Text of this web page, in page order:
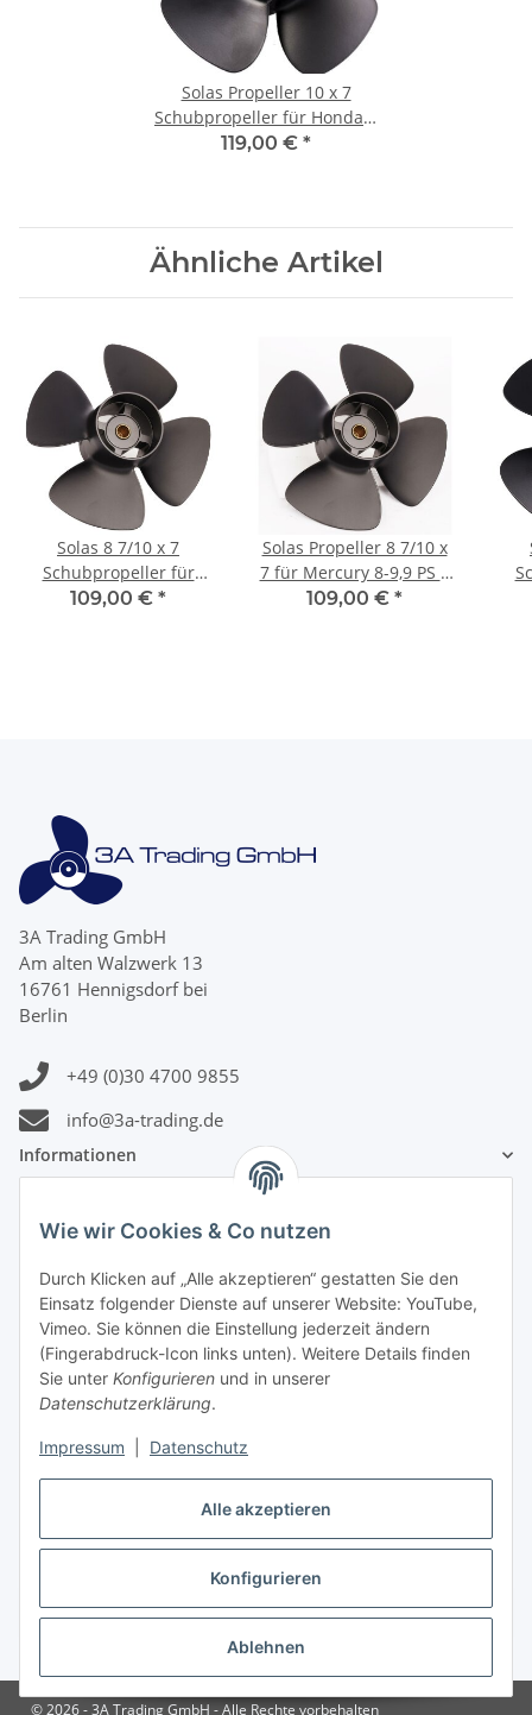
Alle akzeptieren
Konfigurieren
Ablehnen
Wie wir Cookies & Co nutzen
Durch Klicken auf „Alle akzeptieren“ gestatten Sie den
Einsatz folgender Dienste auf unserer Website: YouTube,
Vimeo. Sie können die Einstellung jederzeit ändern
(Fingerabdruck-Icon links unten). Weitere Details finden
Sie unter Konfigurieren und in unserer
Datenschutzerklärung.
Impressum Datenschutz
Solas Propeller 10 x 7
Schubpropeller für Honda 8
9.9 15 20 PS 4-Blatt 8
119,00 € *
Ähnliche Artikel
Solas 8 7/10 x 7
Schubpropeller für
Tohatsu 8 & 9,8 PS 4
109,00 € *
Solas Propeller 8 7/10 x
7 für Mercury 8-9,9 PS 4
Blatt 12 Zähne
109,00 € *
3A Trading GmbH
Am alten Walzwerk 13
16761 Hennigsdorf bei
Berlin
+49 (0)30 4700 9855
info@3a-trading.de
Informationen
Gesetzliche Informationen
Zahlungsinformationen
Versandinformationen
Vertrag widerrufen
* Alle Preise inkl. gesetzlicher USt., zzgl.Versand
© 2026 - 3A Trading GmbH - Alle Rechte vorbehalten